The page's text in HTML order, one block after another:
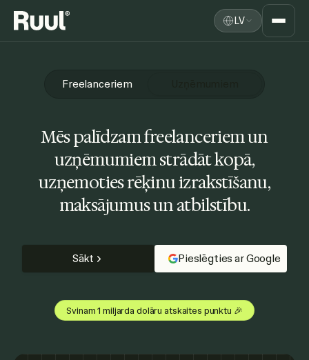
Ruul sākums LV
Resursi
Freelanceriem
Mēs palīdzam freelanceriem un
uzņēmumiem strādāt kopā,
uzņemoties rēķinu izrakstīšanu,
maksājumus un atbilstību.
Sākt Pieslēgties ar Google
Svinam 1 miljarda dolāru atskaites punktu 🎉